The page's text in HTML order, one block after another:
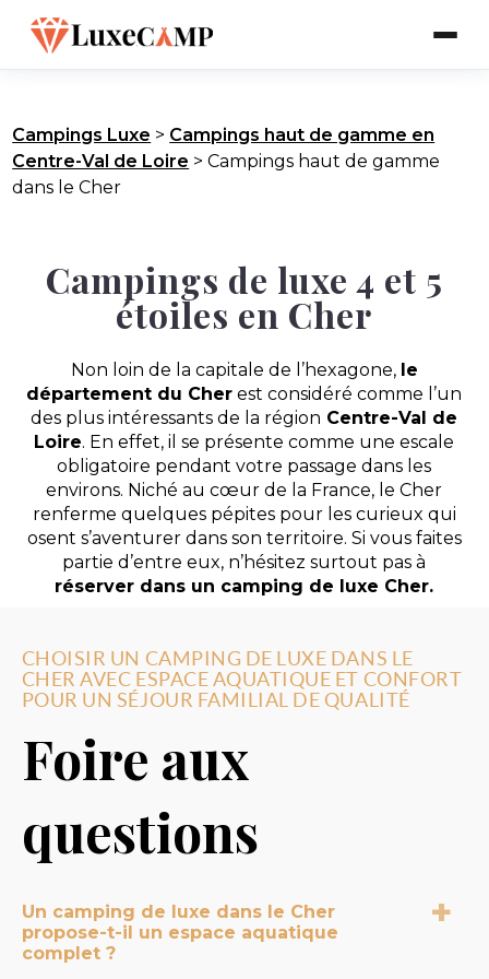
Campings Luxe > Campings haut de gamme en
Centre-Val de Loire >Campings haut de gamme
dans le Cher
Campings de luxe 4 et 5
étoiles en Cher
Non loin de la capitale de l’hexagone, le
département du Cher est considéré comme l’un
des plus intéressants de la région Centre-Val de
Loire. En effet, il se présente comme une escale
obligatoire pendant votre passage dans les
environs. Niché au cœur de la France, le Cher
renferme quelques pépites pour les curieux qui
osent s’aventurer dans son territoire. Si vous faites
partie d’entre eux, n’hésitez surtout pas à
réserver dans un camping de luxe Cher.
CHOISIR UN CAMPING DE LUXE DANS LE
CHER AVEC ESPACE AQUATIQUE ET CONFORT
POUR UN SÉJOUR FAMILIAL DE QUALITÉ
Foire aux
questions
Un camping de luxe dans le Cher
propose-t-il un espace aquatique
complet ?